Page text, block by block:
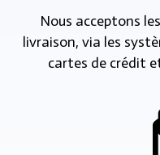
Nous acceptons
livraison, via les
cartes de crédit